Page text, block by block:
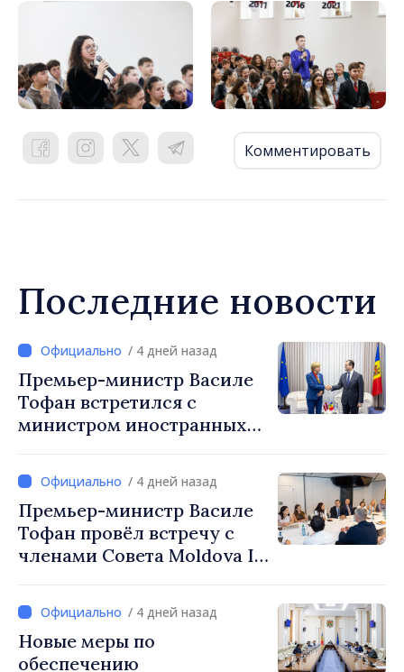
Комментировать
Последние новости
/ 4 дней назад
Премьер-министр Василе
Тофан встретился с
министром иностранных
/ 4 дней назад
Премьер-министр Василе
Тофан провёл встречу с
членами Совета Moldova IT
будет союзником IT-
индустрии» / 4 дней назад
Новые меры по
обеспечению